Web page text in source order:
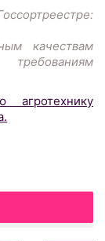
качествам
агротехнику